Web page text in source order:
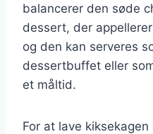
balancerer den søde
dessert, der
og den kan serveres
dessertbuffet eller
et måltid.
For at lave